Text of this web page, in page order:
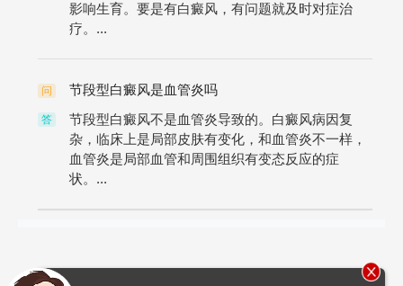
影响生育。要是有白癜风，有问题就及时对症治
疗。...
问 节段型白癜风是血管炎吗
答
节段型白癜风不是血管炎导致的。白癜风病因复
杂，临床上是局部皮肤有变化，和血管炎不一样，
血管炎是局部血管和周围组织有变态反应的症
状。...